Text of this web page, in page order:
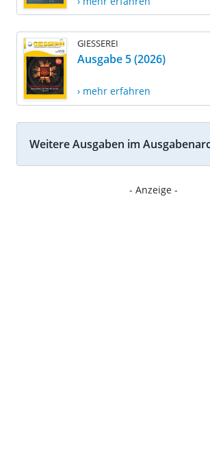
GIESSEREI
Ausgabe 5 (2026)
› mehr erfahren
Weitere Ausgaben im
- Anzeige -